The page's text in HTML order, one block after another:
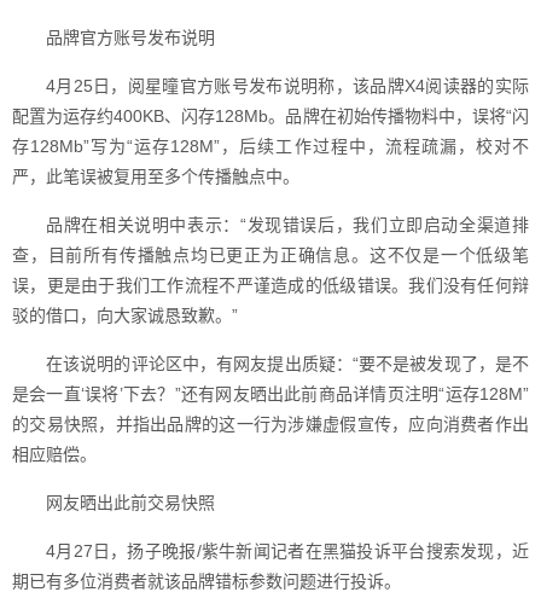
品牌官方账号发布说明
4月25日，阅星曈官方账号发布说明称，该品牌X4阅读器的实际
配置为运存约400KB、闪存128Mb。品牌在初始传播物料中，误将“闪
存128Mb”写为“运存128M”，后续工作过程中，流程疏漏，校对不
严，此笔误被复用至多个传播触点中。
品牌在相关说明中表示：“发现错误后，我们立即启动全渠道排
查，目前所有传播触点均已更正为正确信息。这不仅是一个低级笔
误，更是由于我们工作流程不严谨造成的低级错误。我们没有任何辩
驳的借口，向大家诚恳致歉。”
在该说明的评论区中，有网友提出质疑：“要不是被发现了，是不
是会一直‘误将’下去？”还有网友晒出此前商品详情页注明“运存128M”
的交易快照，并指出品牌的这一行为涉嫌虚假宣传，应向消费者作出
相应赔偿。
网友晒出此前交易快照
4月27日，扬子晚报/紫牛新闻记者在黑猫投诉平台搜索发现，近
期已有多位消费者就该品牌错标参数问题进行投诉。